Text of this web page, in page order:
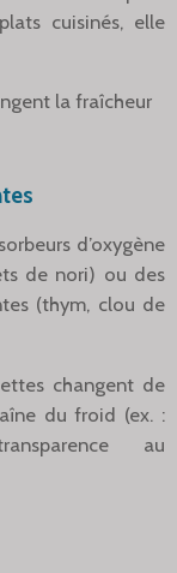
cuisinés, elle
la fraîcheur
d’oxygène
de nori) ou des
(thym, clou de
changent de
du froid (ex. :
au